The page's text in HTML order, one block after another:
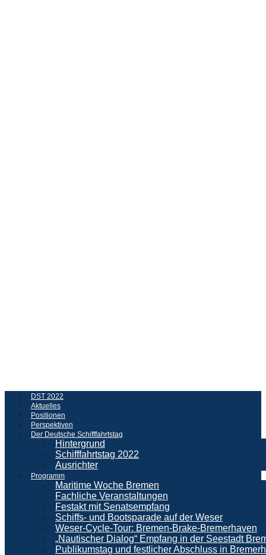
DST 2022
Aktuelles
Positionen
Perspektiven
Der Deutsche Schifffahrtstag
Hintergrund
Schifffahrtstag 2022
Ausrichter
Programm
Maritime Woche Bremen
Fachliche Veranstaltungen
Festakt mit Senatsempfang
Schiffs- und Bootsparade auf der Weser
Weser-Cycle-Tour: Bremen-Brake-Bremerhaven
„Nautischer Dialog“ Empfang in der Seestadt
Publikumstag und festlicher Abschluss in